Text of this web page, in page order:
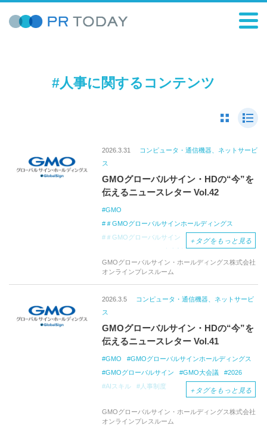
#人事に関するコンテンツ
2026.3.31
コンピュータ・通信機器、ネットサービ
ス
GMOグローバルサイン・HDの“今”を
伝えるニュースレター Vol.42
GMO
＃GMOグローバルサインホールディングス
＃GMOグローバルサイン
＃GMO大会議
人事制度
女性の働きやすさ
SSL/TLS証明書の短縮
コードサイニング
＋ タグをもっと見る
GMOグローバルサイン・ホールディングス株式会社
オンラインプレスルーム
2026.3.5
コンピュータ・通信機器、ネットサービ
ス
GMOグローバルサイン・HDの“今”を
伝えるニュースレター Vol.41
GMO
GMOグローバルサインホールディングス
GMOグローバルサイン
GMO大会議
2026
AIスキル
人事制度
＋ タグをもっと見る
GMOグローバルサイン・ホールディングス株式会社
オンラインプレスルーム